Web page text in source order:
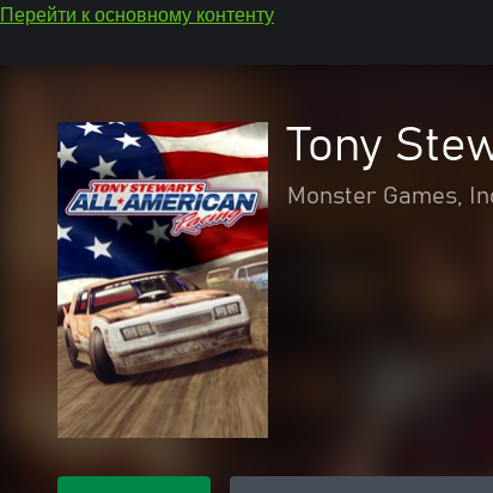
Перейти к основному контенту
Tony
Monster Games,